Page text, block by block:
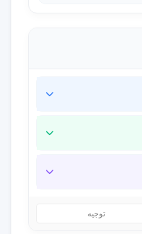
توجيه